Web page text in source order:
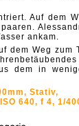
Auf dem
ankam.
dem Weg zum
dem in
Stativ,
640, f 4, 1/